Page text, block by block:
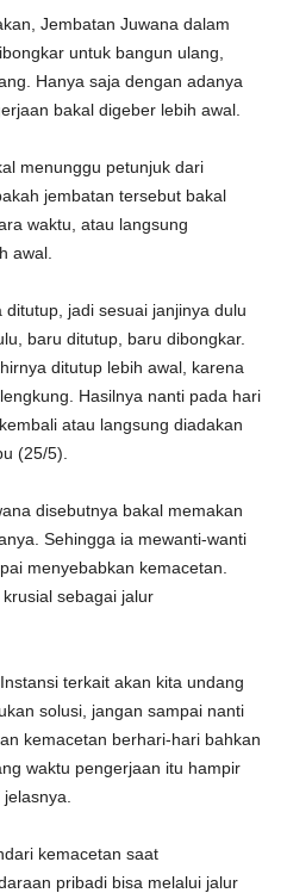
Jembatan Juwana dalam
untuk bangun ulang,
Hanya saja dengan adanya
bakal digeber lebih awal.
menunggu petunjuk dari
jembatan tersebut bakal
waktu, atau langsung
awal.
jadi sesuai janjinya dulu
baru ditutup, baru dibongkar.
ditutup lebih awal, karena
Hasilnya nanti pada hari
atau langsung diadakan
(25/5).
disebutnya bakal memakan
Sehingga ia mewanti-wanti
menyebabkan kemacetan.
sebagai jalur
terkait akan kita undang
solusi, jangan sampai nanti
kemacetan berhari-hari bahkan
waktu pengerjaan itu hampir
kemacetan saat
pribadi bisa melalui jalur